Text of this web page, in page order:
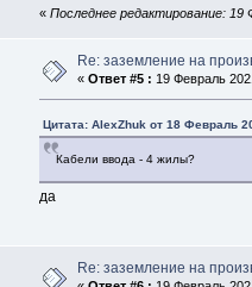
« Последнее редактирование: 19
Re: заземление на
« Ответ #5 : 19 Февраль
Цитата: AlexZhuk от 18 Февраль
Кабели ввода - 4 жилы?
да
Re: заземление на